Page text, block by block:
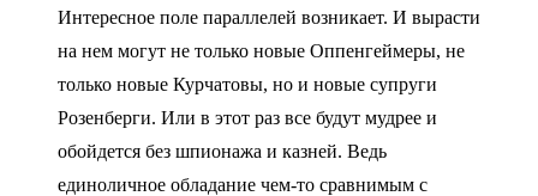
Интересное поле параллелей возникает. И вырасти
на нем могут не только новые Оппенгеймеры, не
только новые Курчатовы, но и новые супруги
Розенберги. Или в этот раз все будут мудрее и
обойдется без шпионажа и казней. Ведь
единоличное обладание чем-то сравнимым с